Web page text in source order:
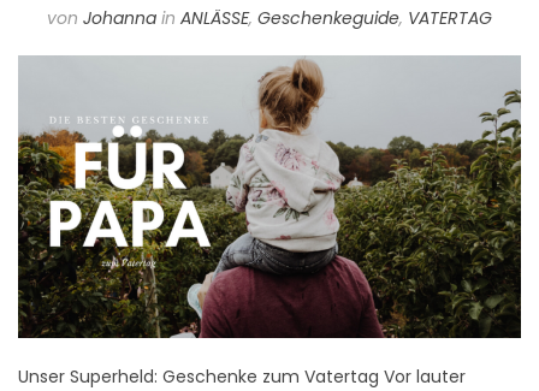
von Johanna in ANLÄSSE, Geschenkeguide, VATERTAG
Unser Superheld: Geschenke zum Vatertag Vor lauter